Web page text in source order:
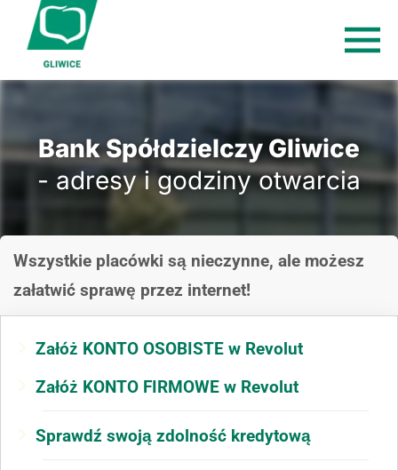
Bank Spółdzielczy Gliwice
- adresy i godziny otwarcia
Wszystkie placówki są nieczynne, ale możesz
załatwić sprawę przez internet!
Załóż KONTO OSOBISTE w Revolut
Załóż KONTO FIRMOWE w Revolut
Sprawdź swoją zdolność kredytową